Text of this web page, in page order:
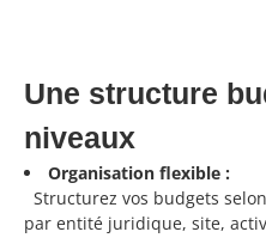
Une structure
niveaux
Organisation flexible :
Structurez vos budgets
par entité juridique, site,